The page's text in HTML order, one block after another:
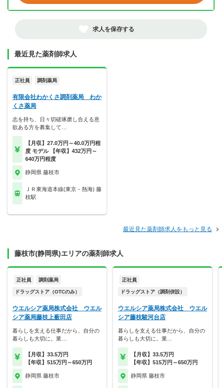
求人を保存する
最近見た薬剤師求人
正社員 調剤薬局
有限会社わかくさ調剤薬局 わか
くさ薬局
志を持ち、日々切磋琢磨し合える意
欲ある方を募集して…
【月収】27.0万円～40.0万円程
度 モデル 【年収】432万円～
640万円程度
静岡県 藤枝市
ＪＲ東海道本線(東京－熱海) 藤
枝駅
最近見た薬剤師求人をもっと見る
藤枝市(静岡県)エリアの薬剤師求人
正社員 調剤薬局
ドラッグストア（OTCのみ）
ウエルシア薬局株式会社 ウエル
シア薬局藤枝上薮田店
暮らしを支える仕事だから、自分の
暮らしも大切に。業…
【月収】33.5万円
【年収】515万円～650万円
静岡県 藤枝市
正社員
ドラッグストア（調剤併設）
ウエルシア薬局株式会社 ウエル
シア藤枝駿河台店
暮らしを支える仕事だから、自分の
暮らしも大切に。業…
【月収】33.5万円
【年収】515万円～650万円
静岡県 藤枝市